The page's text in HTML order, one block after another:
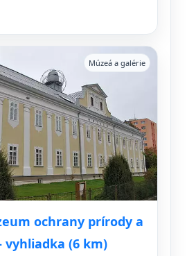
ochrany prírody a
vyhliadka (6 km)
Múzeá a galérie